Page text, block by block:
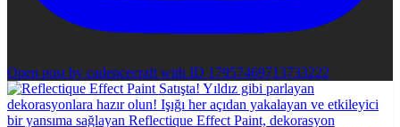
Open post by cadencecraft with ID 17957469713733222